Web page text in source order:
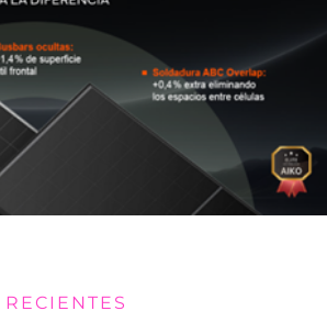
RECIENTES